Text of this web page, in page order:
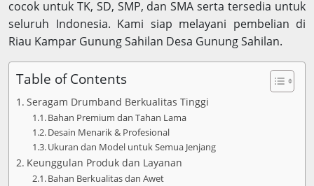
cocok untuk TK, SD, SMP, dan SMA serta tersedia untuk
seluruh Indonesia. Kami siap melayani pembelian di
Riau Kampar Gunung Sahilan Desa Gunung Sahilan.
Table of Contents
Seragam Drumband Berkualitas Tinggi
Bahan Premium dan Tahan Lama
Desain Menarik & Profesional
Ukuran dan Model untuk Semua Jenjang
Keunggulan Produk dan Layanan
Bahan Berkualitas dan Awet